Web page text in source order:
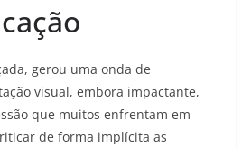
gerou uma onda de
visual, embora impactante,
que muitos enfrentam em
de forma implícita as